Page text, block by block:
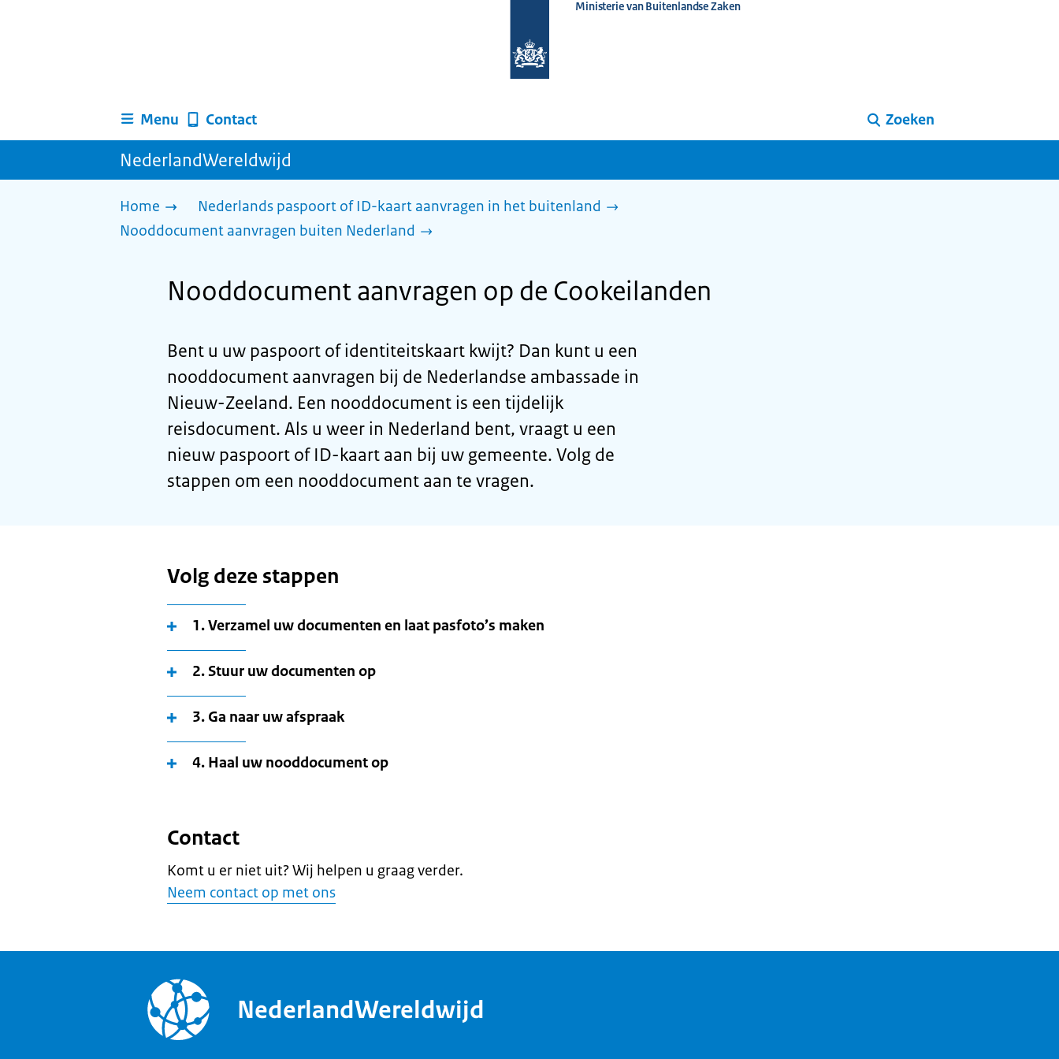
homepage
Ministerie van Buitenlandse Zaken
Menu Contact Zoeken
NederlandWereldwijd
Home
Nederlands paspoort of ID-kaart aanvragen in het buitenland
Nooddocument aanvragen buiten Nederland
Nooddocument aanvragen op de Cookeilanden
Bent u uw paspoort of identiteitskaart kwijt? Dan kunt u een
nooddocument aanvragen bij de Nederlandse ambassade in
Nieuw-Zeeland. Een nooddocument is een tijdelijk
reisdocument. Als u weer in Nederland bent, vraagt u een
nieuw paspoort of ID-kaart aan bij uw gemeente. Volg de
stappen om een nooddocument aan te vragen.
Volg deze stappen
1. Verzamel uw documenten en laat pasfoto’s maken
2. Stuur uw documenten op
3. Ga naar uw afspraak
4. Haal uw nooddocument op
Contact
Komt u er niet uit? Wij helpen u graag verder.
Neem contact op met ons
NederlandWereldwijd